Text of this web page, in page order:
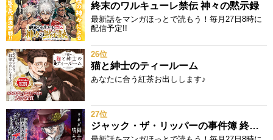
終末のワルキューレ禁伝 神々の黙示録
最新話をマンガほっとで読もう！毎月27日8時に
配信予定!!
26位
猫と紳士のティールーム
あなたに合う紅茶お出しします♪
27位
ジャック・ザ・リッパーの事件簿 終末のワルキューレ奇譚